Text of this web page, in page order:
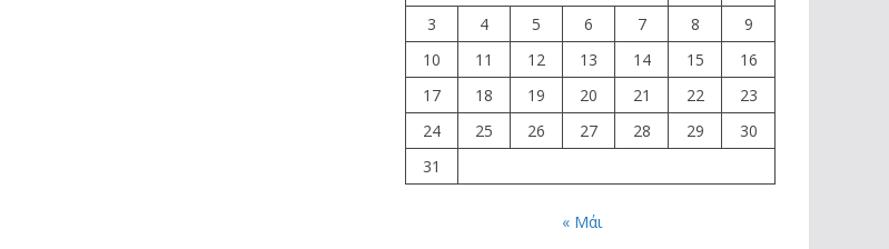
3
4 5 6 7 8
9
10
11 12 13 14 15
16
17
18 19 20 21 22
23
24
25 26 27 28 29
30
31
« Μάι